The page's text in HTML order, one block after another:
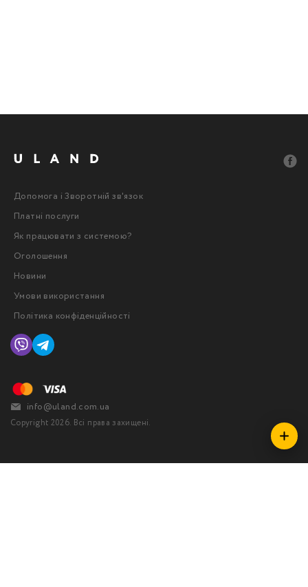
Copyright 2026. Всі права захищені.
Допомога і Зворотній зв'язок
Платні послуги
Як працювати з системою?
Оголошення
Новини
Умови використання
Політика конфіденційності
info@uland.com.ua